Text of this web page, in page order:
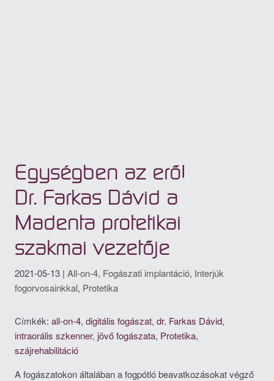
Egységben az erő!
Dr. Farkas Dávid a
Madenta protetikai
szakmai vezetője
2021-05-13 |All-on-4, Fogászati implantáció, Interjúk
fogorvosainkkal, Protetika
Címkék:all-on-4,digitális fogászat,dr. Farkas Dávid,
intraorális szkenner, jövő fogászata, Protetika,
szájrehabilitáció
A fogászatokon általában a fogpótló beavatkozásokat végző